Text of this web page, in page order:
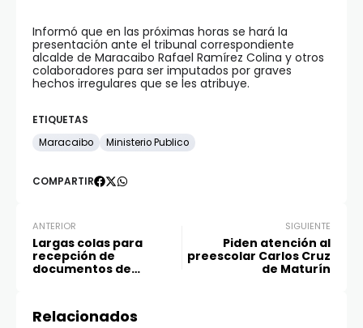
Informó que en las próximas horas se hará la
presentación ante el tribunal correspondiente
alcalde de Maracaibo Rafael Ramírez Colina y otros
colaboradores para ser imputados por graves
hechos irregulares que se les atribuye.
ETIQUETAS
Maracaibo
Ministerio Publico
COMPARTIR
ANTERIOR
Largas colas para
recepción de
documentos de
Anzoátegui
SIGUIENTE
Piden atención al
preescolar Carlos Cruz
de Maturín
Relacionados